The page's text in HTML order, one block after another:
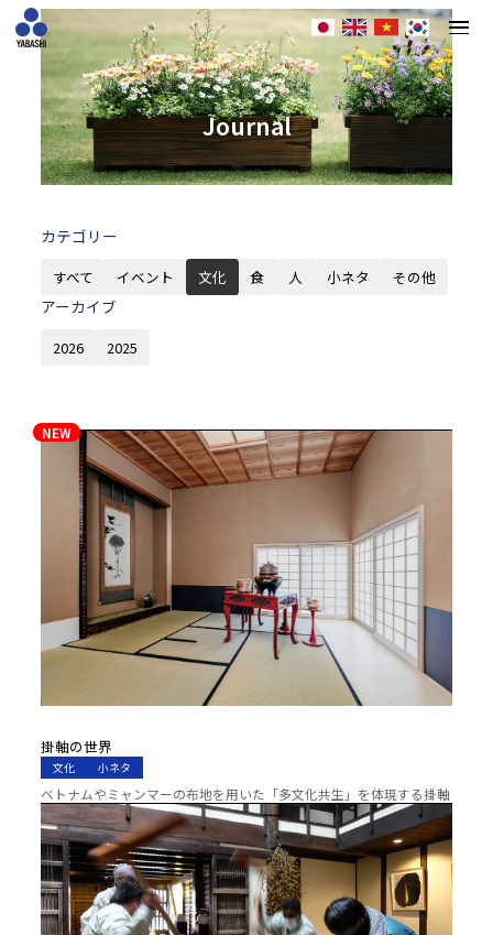
Journal
カテゴリー
すべて イベント 文化 食 人 小ネタ その他
アーカイブ
2026 2025
NEW
文化 小ネタ
掛軸の世界
ベトナムやミャンマーの布地を用いた「多文化共生」を体現する掛軸